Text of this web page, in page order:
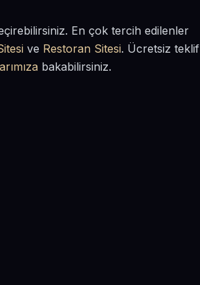
En çok tercih edilenler
ve Restoran Sitesi. Ücretsiz teklif
bakabilirsiniz.